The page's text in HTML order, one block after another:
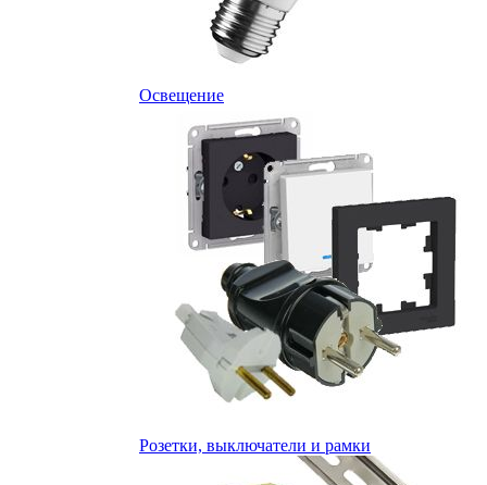
Освещение
Розетки, выключатели и рамки